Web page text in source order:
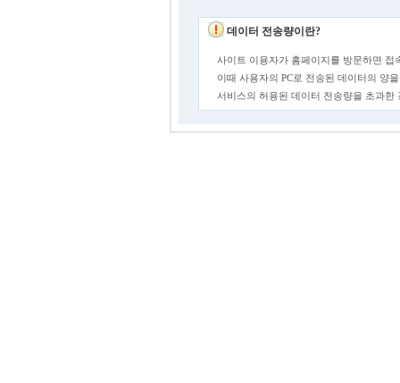
데이터 전송량이란?
사이트 이용자가 홈페이지를 방문하면 접
이때 사용자의 PC로 전송된 데이터의 양
서비스의 허용된 데이터 전송량을 초과